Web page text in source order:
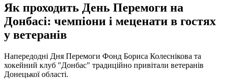
Як проходить День Перемоги на
Донбасі: чемпіони і меценати в гостях
у ветеранів
Напередодні Дня Перемоги Фонд Бориса Колеснікова та
хокейний клуб "Донбас" традиційно привітали ветеранів
Донецької області.